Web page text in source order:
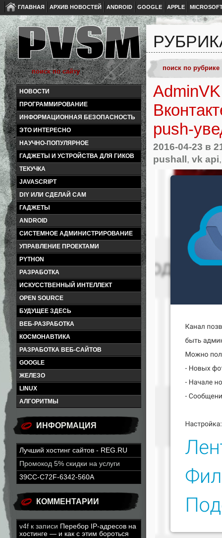
ГЛАВНАЯ АРХИВ НОВОСТЕЙ ANDROID GOOGLE APPLE
НОВОСТИ
ПРОГРАММИРОВАНИЕ
ИНФОРМАЦИОННАЯ БЕЗОПАСНОСТЬ
ЭТО ИНТЕРЕСНО
НАУЧНО-ПОПУЛЯРНОЕ
ГАДЖЕТЫ И УСТРОЙСТВА ДЛЯ ГИКОВ
ТЕКУЧКА
JAVASCRIPT
DIY ИЛИ СДЕЛАЙ САМ
ГАДЖЕТЫ
ANDROID
СИСТЕМНОЕ АДМИНИСТРИРОВАНИЕ
УПРАВЛЕНИЕ ПРОЕКТАМИ
PYTHON
РАЗРАБОТКА
ИСКУССТВЕННЫЙ ИНТЕЛЛЕКТ
OPEN SOURCE
БУДУЩЕЕ ЗДЕСЬ
ВЕБ-РАЗРАБОТКА
КОСМОНАВТИКА
РАЗРАБОТКА ВЕБ-САЙТОВ
GOOGLE
ЖЕЛЕЗО
LINUX
АЛГОРИТМЫ
ИНФОРМАЦИЯ
Лучший хостинг сайтов - REG.RU
Промокод 5% скидки на услуги
39CC-C72F-6342-560A
КОММЕНТАРИИ
v4f к записи Перебор IP-адресов на
хостинге — и как с этим бороться
push-
2016-04-23 в
pushall, vk api